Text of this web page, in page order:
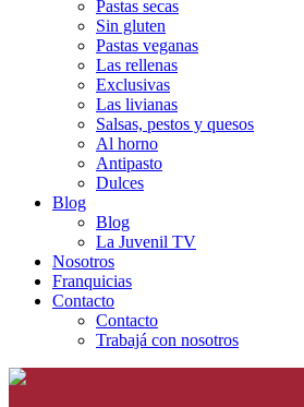
Pastas secas
Sin gluten
Pastas veganas
Las rellenas
Exclusivas
Las livianas
Salsas, pestos y quesos
Al horno
Antipasto
Dulces
Blog
Blog
La Juvenil TV
Nosotros
Franquicias
Contacto
Contacto
Trabajá con nosotros